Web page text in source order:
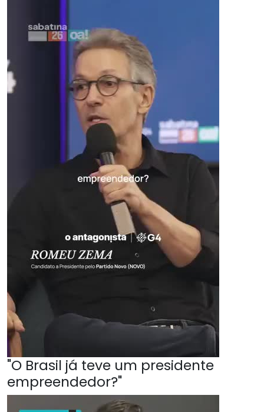
"O Brasil já teve um presidente
empreendedor?"